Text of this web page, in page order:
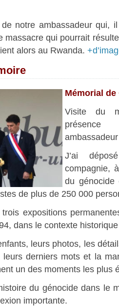
de notre ambassadeur
massacre qui pourrait
alors au Rwanda.
Mémorial de
Visite du
J’ai
compagnie,
du génocide
de plus de 250 000
expositions
dans le contexte
leurs photos, les
leurs derniers mots et la
un des moments les plus
du génocide dans le
importante.